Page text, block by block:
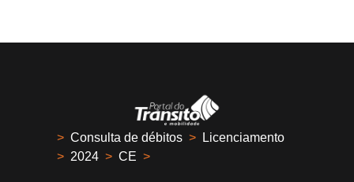
> Consulta de débitos > Licenciamento
> 2024 > CE >